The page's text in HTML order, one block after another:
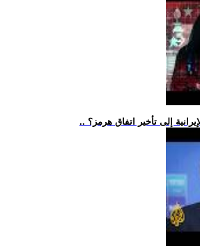
إلى تأخير اتفاق هرمز؟